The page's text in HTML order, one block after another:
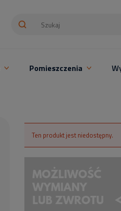
Pomieszczenia
Ten produkt jest niedostępny.